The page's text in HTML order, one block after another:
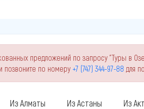
предложений по запросу "Туры в
позвоните по номеру +7 (747) 344-97-88 для
Из Алматы Из Астаны Из